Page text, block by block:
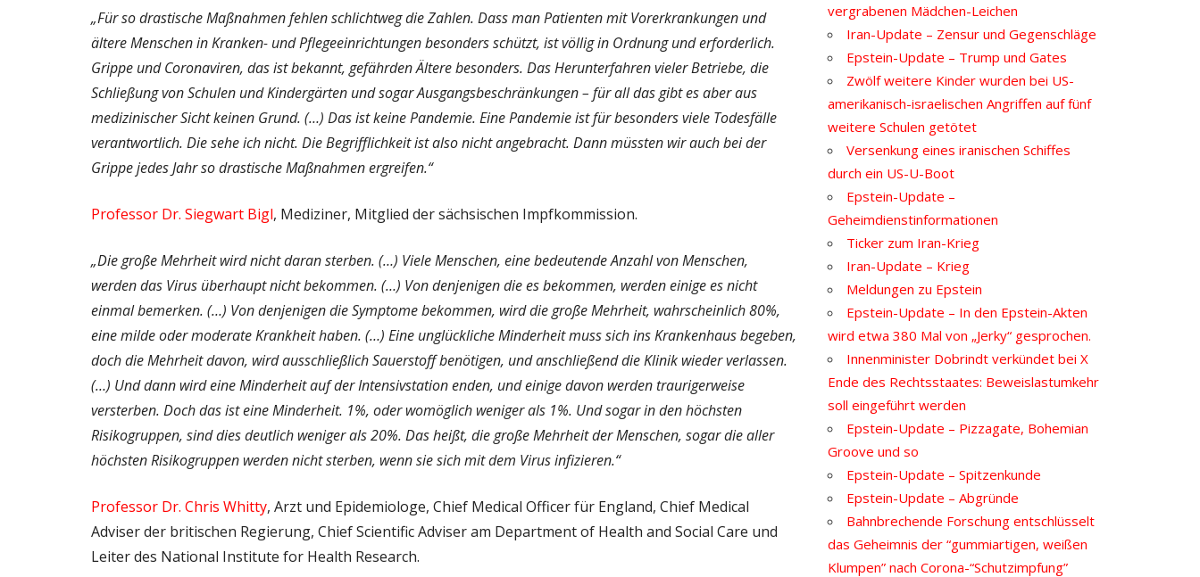
„Für so drastische Maßnahmen fehlen schlichtweg die Zahlen. Dass man Patienten mit Vorerkrankungen und
ältere Menschen in Kranken- und Pflegeeinrichtungen besonders schützt, ist völlig in Ordnung und erforderlich.
Grippe und Coronaviren, das ist bekannt, gefährden Ältere besonders. Das Herunterfahren vieler Betriebe, die
Schließung von Schulen und Kindergärten und sogar Ausgangsbeschränkungen – für all das gibt es aber aus
medizinischer Sicht keinen Grund. (…) Das ist keine Pandemie. Eine Pandemie ist für besonders viele Todesfälle
verantwortlich. Die sehe ich nicht. Die Begrifflichkeit ist also nicht angebracht. Dann müssten wir auch bei der
Grippe jedes Jahr so drastische Maßnahmen ergreifen.“
Professor Dr. Siegwart Bigl, Mediziner, Mitglied der sächsischen Impfkommission.
„Die große Mehrheit wird nicht daran sterben. (…) Viele Menschen, eine bedeutende Anzahl von Menschen,
werden das Virus überhaupt nicht bekommen. (…) Von denjenigen die es bekommen, werden einige es nicht
einmal bemerken. (…) Von denjenigen die Symptome bekommen, wird die große Mehrheit, wahrscheinlich 80%,
eine milde oder moderate Krankheit haben. (…) Eine unglückliche Minderheit muss sich ins Krankenhaus begeben,
doch die Mehrheit davon, wird ausschließlich Sauerstoff benötigen, und anschließend die Klinik wieder verlassen.
(…) Und dann wird eine Minderheit auf der Intensivstation enden, und einige davon werden traurigerweise
versterben. Doch das ist eine Minderheit. 1%, oder womöglich weniger als 1%. Und sogar in den höchsten
Risikogruppen, sind dies deutlich weniger als 20%. Das heißt, die große Mehrheit der Menschen, sogar die aller
höchsten Risikogruppen werden nicht sterben, wenn sie sich mit dem Virus infizieren.“
Professor Dr. Chris Whitty, Arzt und Epidemiologe, Chief Medical Officer für England, Chief Medical
Adviser der britischen Regierung, Chief Scientific Adviser am Department of Health and Social Care und
Leiter des National Institute for Health Research.
vergrabenen Mädchen-Leichen
Iran-Update – Zensur und Gegenschläge
Epstein-Update – Trump und Gates
Zwölf weitere Kinder wurden bei US-
amerikanisch-israelischen Angriffen auf fünf
weitere Schulen getötet
Versenkung eines iranischen Schiffes
durch ein US-U-Boot
Epstein-Update –
Geheimdienstinformationen
Ticker zum Iran-Krieg
Iran-Update – Krieg
Meldungen zu Epstein
Epstein-Update – In den Epstein-Akten
wird etwa 380 Mal von „Jerky“ gesprochen.
Innenminister Dobrindt verkündet bei X
Ende des Rechtsstaates: Beweislastumkehr
soll eingeführt werden
Epstein-Update – Pizzagate, Bohemian
Groove und so
Epstein-Update – Spitzenkunde
Epstein-Update – Abgründe
Bahnbrechende Forschung entschlüsselt
das Geheimnis der “gummiartigen, weißen
Klumpen” nach Corona-“Schutzimpfung”